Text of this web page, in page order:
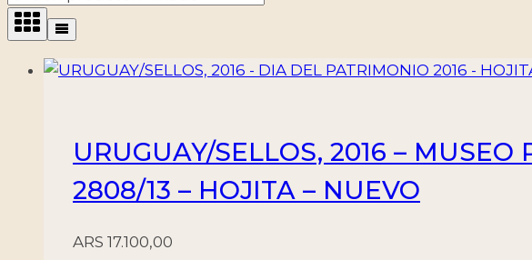
URUGUAY/SELLOS, 2016 – MUSEO
2808/13 – HOJITA – NUEVO
ARS 17.100,00